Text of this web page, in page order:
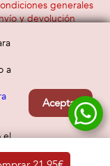
generales
y devolución
a
el
su
Aceptar